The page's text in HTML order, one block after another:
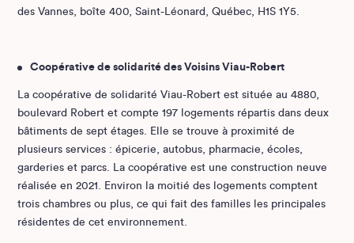
des Vannes, boîte 400, Saint-Léonard, Québec, H1S 1Y5.
Coopérative de solidarité des Voisins Viau-Robert
La coopérative de solidarité Viau-Robert est située au 4880,
boulevard Robert et compte 197 logements répartis dans deux
bâtiments de sept étages. Elle se trouve à proximité de
plusieurs services : épicerie, autobus, pharmacie, écoles,
garderies et parcs. La coopérative est une construction neuve
réalisée en 2021. Environ la moitié des logements comptent
trois chambres ou plus, ce qui fait des familles les principales
résidentes de cet environnement.